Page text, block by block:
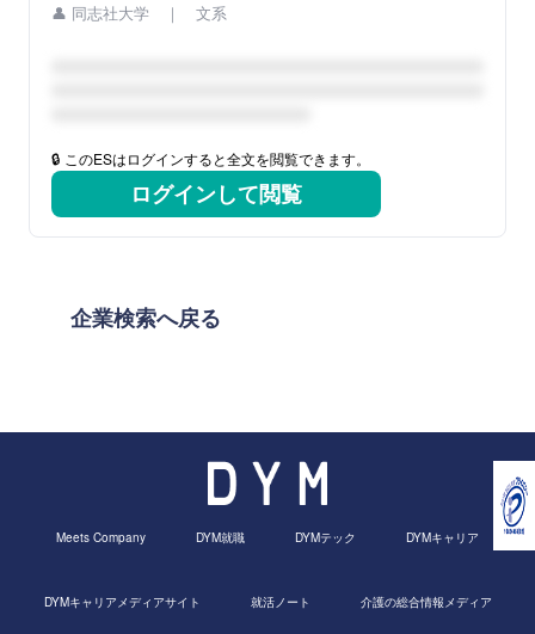
👤 同志社大学 ｜ 文系
🔒 このESはログインすると全文を閲覧できます。
ログインして閲覧
企業検索へ戻る
Meets Company DYM就職 DYMテック DYMキャリア
DYMキャリアメディアサイト 就活ノート 介護の総合情報メディア